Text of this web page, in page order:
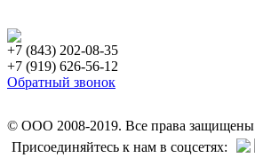
+7 (843) 202-08-35
+7 (919) 626-56-12
Обратный звонок
© ООО 2008-2019. Все права защищены
Присоединяйтесь к нам в соцсетях: